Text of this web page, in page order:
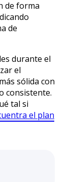
de forma
de
durante el
el
sólida con
consistente.
tal si
el plan